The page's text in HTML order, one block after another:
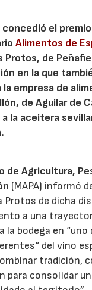
concedió el premio
Alimentos de
Protos, de
en la que
la empresa de
de Aguilar de
a la aceitera
de Agricultura,
(MAPA) informó
Protos de dicha
a una
la bodega en “uno
del vino
tradición,
para consolidar